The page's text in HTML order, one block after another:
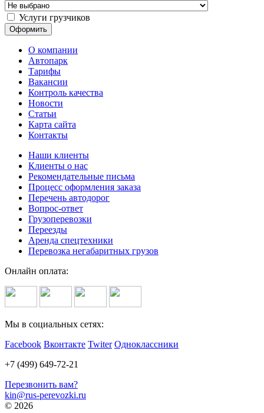
Услуги грузчиков
О компании
Автопарк
Тарифы
Вакансии
Контроль качества
Новости
Статьи
Карта сайта
Контакты
Наши клиенты
Клиенты о нас
Рекомендательные письма
Процесс оформления заказа
Перечень автодорог
Вопрос-ответ
Грузоперевозки
Переезды
Аренда спецтехники
Перевозка негабаритных грузов
Онлайн оплата:
Мы в социальных сетях:
Facebook Вконтакте Twiter Одноклассники
+7 (499) 649-72-21
Перезвонить вам?
kin@rus-perevozki.ru
© 2026